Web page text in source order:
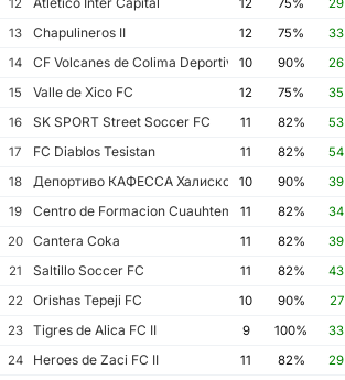
12 12 75% 29
13
Chapulineros II 12 75% 33
14
CF Volcanes de Colima Deportivo Tala
10 90% 26
15
Valle de Xico FC 12 75% 35
16
SK SPORT Street Soccer FC 11 82% 53
17
FC Diablos Tesistan 11 82% 54
18
Депортиво КАФЕССА Халиско 10 90% 39
19
Centro de Formacion Cuauhtemoc Blanco
11 82% 34
20
Cantera Coka 11 82% 39
21
Saltillo Soccer FC 11 82% 43
22
Orishas Tepeji FC 10 90% 27
23
Tigres de Alica FC II 9 100% 33
24
Heroes de Zaci FC II 11 82% 29